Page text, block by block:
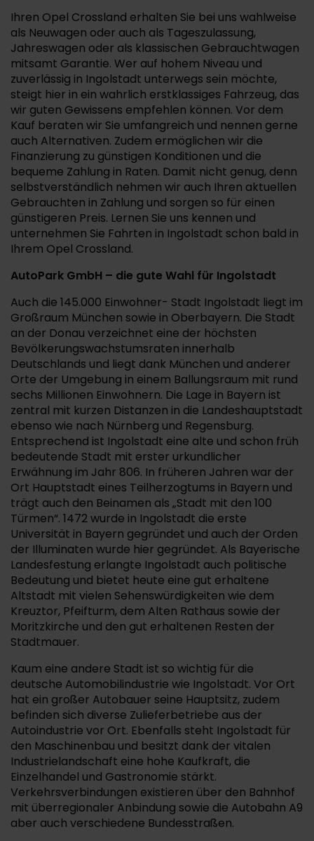
Ihren Opel Crossland erhalten Sie bei uns wahlweise
als Neuwagen oder auch als Tageszulassung,
Jahreswagen oder als klassischen Gebrauchtwagen
mitsamt Garantie. Wer auf hohem Niveau und
zuverlässig in Ingolstadt unterwegs sein möchte,
steigt hier in ein wahrlich erstklassiges Fahrzeug, das
wir guten Gewissens empfehlen können. Vor dem
Kauf beraten wir Sie umfangreich und nennen gerne
auch Alternativen. Zudem ermöglichen wir die
Finanzierung zu günstigen Konditionen und die
bequeme Zahlung in Raten. Damit nicht genug, denn
selbstverständlich nehmen wir auch Ihren aktuellen
Gebrauchten in Zahlung und sorgen so für einen
günstigeren Preis. Lernen Sie uns kennen und
unternehmen Sie Fahrten in Ingolstadt schon bald in
Ihrem Opel Crossland.
AutoPark GmbH – die gute Wahl für Ingolstadt
Auch die 145.000 Einwohner- Stadt Ingolstadt liegt im
Großraum München sowie in Oberbayern. Die Stadt
an der Donau verzeichnet eine der höchsten
Bevölkerungswachstumsraten innerhalb
Deutschlands und liegt dank München und anderer
Orte der Umgebung in einem Ballungsraum mit rund
sechs Millionen Einwohnern. Die Lage in Bayern ist
zentral mit kurzen Distanzen in die Landeshauptstadt
ebenso wie nach Nürnberg und Regensburg.
Entsprechend ist Ingolstadt eine alte und schon früh
bedeutende Stadt mit erster urkundlicher
Erwähnung im Jahr 806. In früheren Jahren war der
Ort Hauptstadt eines Teilherzogtums in Bayern und
trägt auch den Beinamen als „Stadt mit den 100
Türmen“. 1472 wurde in Ingolstadt die erste
Universität in Bayern gegründet und auch der Orden
der Illuminaten wurde hier gegründet. Als Bayerische
Landesfestung erlangte Ingolstadt auch politische
Bedeutung und bietet heute eine gut erhaltene
Altstadt mit vielen Sehenswürdigkeiten wie dem
Kreuztor, Pfeifturm, dem Alten Rathaus sowie der
Moritzkirche und den gut erhaltenen Resten der
Stadtmauer.
Kaum eine andere Stadt ist so wichtig für die
deutsche Automobilindustrie wie Ingolstadt. Vor Ort
hat ein großer Autobauer seine Hauptsitz, zudem
befinden sich diverse Zulieferbetriebe aus der
Autoindustrie vor Ort. Ebenfalls steht Ingolstadt für
den Maschinenbau und besitzt dank der vitalen
Industrielandschaft eine hohe Kaufkraft, die
Einzelhandel und Gastronomie stärkt.
Verkehrsverbindungen existieren über den Bahnhof
mit überregionaler Anbindung sowie die Autobahn A9
aber auch verschiedene Bundesstraßen.